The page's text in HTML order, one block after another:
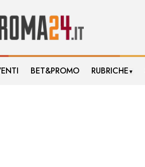
BET&PROMO RUBRICHE ▼